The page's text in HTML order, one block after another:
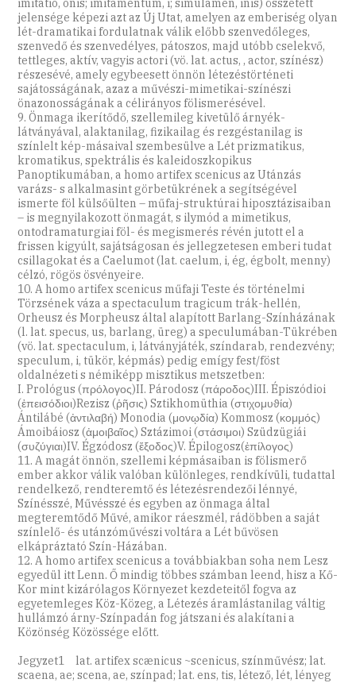
imitatio, onis; imitamentum, i; simulamen, inis) összetett
jelensége képezi azt az Új Utat, amelyen az emberiség olyan
lét-dramatikai fordulatnak válik előbb szenvedőleges,
szenvedő és szenvedélyes, pátoszos, majd utóbb cselekvő,
tettleges, aktív, vagyis actori (vö. lat. actus, , actor, színész)
részesévé, amely egybeesett önnön létezéstörténeti
sajátosságának, azaz a művészi-mimetikai-színészi
önazonosságának a célirányos fölismerésével.
9. Önmaga ikerítődő, szellemileg kivetülő árnyék-
látványával, alaktanilag, fizikailag és rezgéstanilag is
színlelt kép-másaival szembesülve a Lét prizmatikus,
kromatikus, spektrális és kaleidoszkopikus
Panoptikumában, a homo artifex scenicus az Utánzás
varázs- s alkalmasint görbetükrének a segítségével
ismerte föl külsőülten – műfaj-struktúrai hiposztázisaiban
– is megnyilakozott önmagát, s ilymód a mime­tikus,
ontodramaturgiai föl- és megismerés révén jutott el a
frissen kigyúlt, sajátságosan és jellegzetesen emberi tudat
csillagokat és a Caelumot (lat. caelum, i, ég, égbolt, menny)
célzó, rögös ösvényeire.
10. A homo artifex scenicus műfaji Teste és történelmi
Törzsének váza a spectaculum tragicum trák-hellén,
Orheusz és Morpheusz által alapított Barlang-Színházának
(l. lat. specus, us, barlang, üreg) a speculumában-Tükrében
(vö. lat. spectaculum, i, látványjáték, színdarab, rendezvény;
speculum, i, tükör, képmás) pedig emígy fest/föst
oldalnézeti s némiképp misztikus metszetben:
I. Prológus (πρόλογος)II. Párodosz (πάροδος)III. Épiszódioi
(ἐπεισόδιοι)Rezisz (ῥῆσις) Sztikhomüthia (στιχομυϑία)
Ántilábé (ἀντιλαβή) Monodia (μονῳδία) Kommosz (κομμός)
Ámoibáiosz (ἀμοιβαῖος) Sztázimoi (στάσιμοι) Szüdzügiái
(συζύγιαι)IV. Égzódosz (ἔξοδος)V. Épilogosz(ἐπίλογος)
11. A magát önnön, szellemi képmásaiban is fölismerő
ember akkor válik valóban különleges, rendkívüli, tudattal
rendelkező, rendteremtő és létezésrendezői lénnyé,
Színésszé, Művésszé és egyben az önmaga által
megteremtődő Művé, amikor ráeszmél, rádöbben a saját
színlelő- és utánzóművészi voltára a Lét bűvösen
elkápráztató Szín-Házában.
12. A homo artifex scenicus a továbbiakban soha nem Lesz
egyedül itt Lenn. Ő mindig többes számban leend, hisz a Kő-
Kor mint kizárólagos Környezet kezdeteitől fogva az
egyetemleges Köz-Közeg, a Létezés áramlástanilag váltig
hullámzó árny-Színpadán fog játszani és alakítani a
Közönség Közössége előtt.
Jegyzet1 lat. artifex scænicus ~scenicus, színművész; lat.
scaena, ae; scena, ae, színpad; lat. ens, tis, létező, lét, lényeg